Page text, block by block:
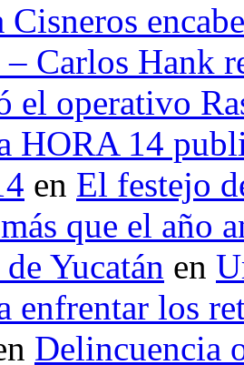
Cisneros
– Carlos Hank
el operativo
HORA 14
en El festejo
que el año
Yucatán en
enfrentar los
Delincuencia